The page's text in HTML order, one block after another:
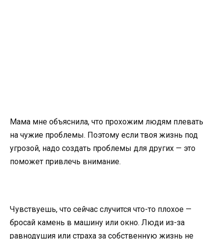
Мама мне объяснила, что прохожим людям плевать
на чужие проблемы. Поэтому если твоя жизнь под
угрозой, надо создать проблемы для других — это
поможет привлечь внимание.
Чувствуешь, что сейчас случится что-то плохое —
бросай камень в машину или окно. Люди из-за
равнодушия или страха за собственную жизнь не